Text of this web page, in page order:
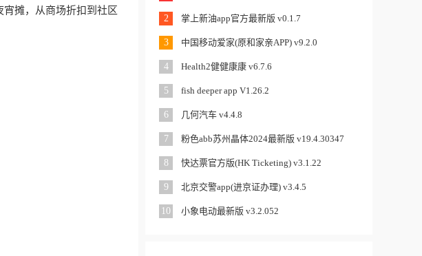
摊，从商场折扣到社区
2 掌上新油app官方最新版 v0.1.7
3 中国移动爱家(原和家亲APP) v9.2.0
4 Health2健健康康 v6.7.6
5 fish deeper app V1.26.2
6 几何汽车 v4.4.8
7 粉色abb苏州晶体2024最新版 v19.4.30347
8 快达票官方版(HK Ticketing) v3.1.22
9 北京交警app(进京证办理) v3.4.5
10 小象电动最新版 v3.2.052